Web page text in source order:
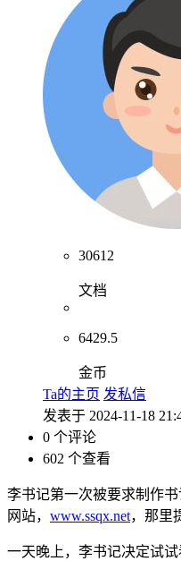
30612
文档
6429.5
金币
Ta的主页 发私信
发表于 2024-11-18
0 个评论
602 个查看
李书记第一次被要求制作
网站， www.ssqx.net，那里
一天晚上，李书记决定试